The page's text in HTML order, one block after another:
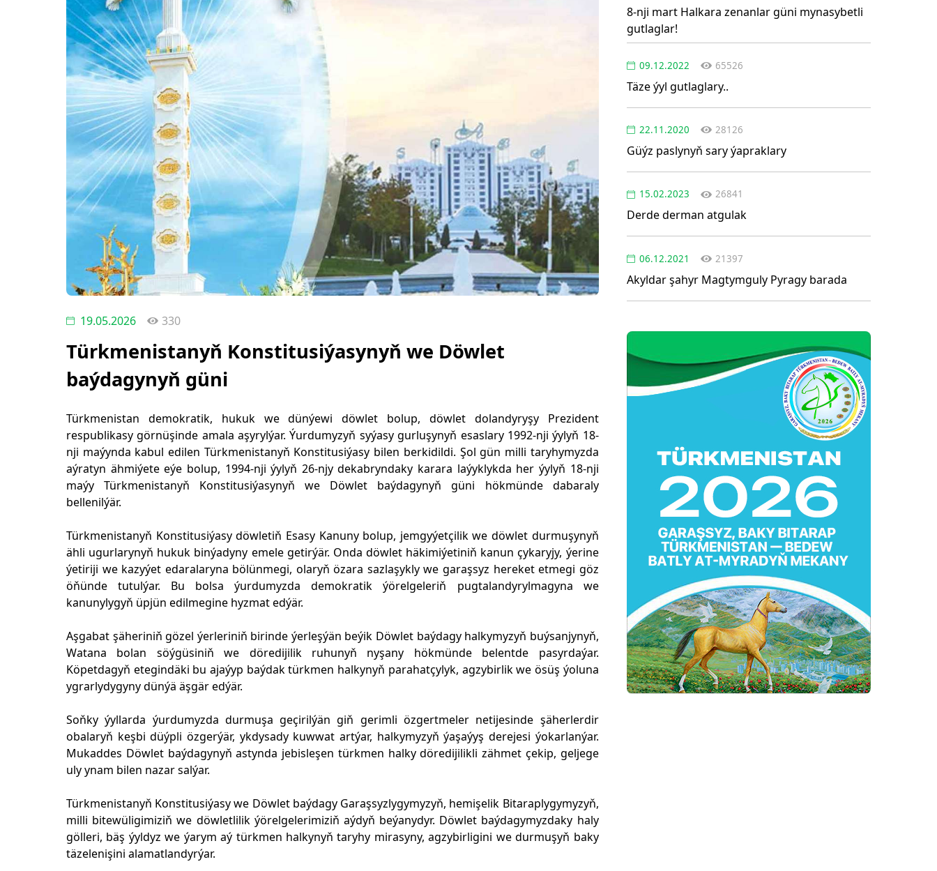
19.05.2026 330
Türkmenistanyň Konstitusiýasynyň we Döwlet
baýdagynyň güni
Türkmenistan demokratik, hukuk we dünýewi döwlet bolup, döwlet dolandyryşy Prezident
respublikasy görnüşinde amala aşyrylýar. Ýurdumyzyň syýasy gurluşynyň esaslary 1992-nji ýylyň 18-
nji maýynda kabul edilen Türkmenistanyň Konstitusiýasy bilen berkidildi. Şol gün milli taryhymyzda
aýratyn ähmiýete eýe bolup, 1994-nji ýylyň 26-njy dekabryndaky karara laýyklykda her ýylyň 18-nji
maýy Türkmenistanyň Konstitusiýasynyň we Döwlet baýdagynyň güni hökmünde dabaraly
bellenilýär.
Türkmenistanyň Konstitusiýasy döwletiň Esasy Kanuny bolup, jemgyýetçilik we döwlet durmuşynyň
ähli ugurlarynyň hukuk binýadyny emele getirýär. Onda döwlet häkimiýetiniň kanun çykaryjy, ýerine
ýetiriji we kazyýet edaralaryna bölünmegi, olaryň özara sazlaşykly we garaşsyz hereket etmegi göz
öňünde tutulýar. Bu bolsa ýurdumyzda demokratik ýörelgeleriň pugtalandyrylmagyna we
kanunylygyň üpjün edilmegine hyzmat edýär.
Aşgabat şäheriniň gözel ýerleriniň birinde ýerleşýän beýik Döwlet baýdagy halkymyzyň buýsanjynyň,
Watana bolan söýgüsiniň we döredijilik ruhunyň nyşany hökmünde belentde pasyrdaýar.
Köpetdagyň etegindäki bu ajaýyp baýdak türkmen halkynyň parahatçylyk, agzybirlik we ösüş ýoluna
ygrarlydygyny dünýä äşgär edýär.
Soňky ýyllarda ýurdumyzda durmuşa geçirilýän giň gerimli özgertmeler netijesinde şäherlerdir
obalaryň keşbi düýpli özgerýär, ykdysady kuwwat artýar, halkymyzyň ýaşaýyş derejesi ýokarlanýar.
Mukaddes Döwlet baýdagynyň astynda jebisleşen türkmen halky döredijilikli zähmet çekip, geljege
uly ynam bilen nazar salýar.
Türkmenistanyň Konstitusiýasy we Döwlet baýdagy Garaşsyzlygymyzyň, hemişelik Bitaraplygymyzyň,
milli bitewüligimiziň we döwletlilik ýörelgelerimiziň aýdyň beýanydyr. Döwlet baýdagymyzdaky haly
gölleri, bäş ýyldyz we ýarym aý türkmen halkynyň taryhy mirasyny, agzybirligini we durmuşyň baky
täzelenişini alamatlandyrýar.
8-nji mart Halkara zenanlar güni mynasybetli
gutlaglar!
09.12.2022 65526
Täze ýyl gutlaglary..
22.11.2020 28126
Güýz paslynyň sary ýapraklary
15.02.2023 26841
Derde derman atgulak
06.12.2021 21397
Akyldar şahyr Magtymguly Pyragy barada